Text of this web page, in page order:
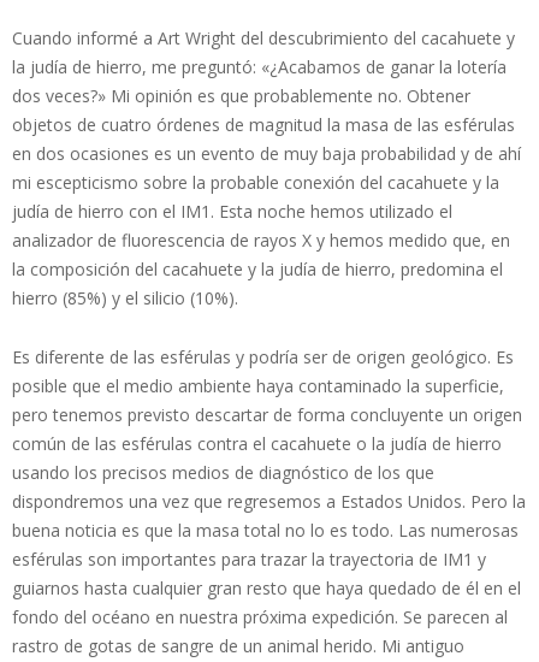
Cuando informé a Art Wright del descubrimiento del cacahuete y
la judía de hierro, me preguntó: «¿Acabamos de ganar la lotería
dos veces?» Mi opinión es que probablemente no. Obtener
objetos de cuatro órdenes de magnitud la masa de las esférulas
en dos ocasiones es un evento de muy baja probabilidad y de ahí
mi escepticismo sobre la probable conexión del cacahuete y la
judía de hierro con el IM1. Esta noche hemos utilizado el
analizador de fluorescencia de rayos X y hemos medido que, en
la composición del cacahuete y la judía de hierro, predomina el
hierro (85%) y el silicio (10%).
Es diferente de las esférulas y podría ser de origen geológico. Es
posible que el medio ambiente haya contaminado la superficie,
pero tenemos previsto descartar de forma concluyente un origen
común de las esférulas contra el cacahuete o la judía de hierro
usando los precisos medios de diagnóstico de los que
dispondremos una vez que regresemos a Estados Unidos. Pero la
buena noticia es que la masa total no lo es todo. Las numerosas
esférulas son importantes para trazar la trayectoria de IM1 y
guiarnos hasta cualquier gran resto que haya quedado de él en el
fondo del océano en nuestra próxima expedición. Se parecen al
rastro de gotas de sangre de un animal herido. Mi antiguo